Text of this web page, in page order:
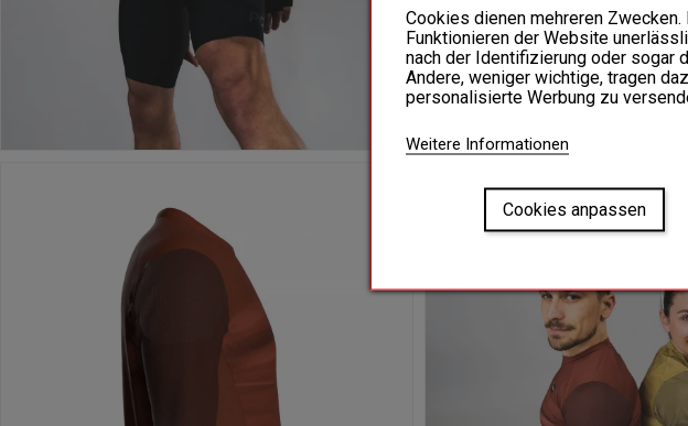
Cookies dienen mehreren
Funktionieren der Website
nach der Identifizierung oder sogar
Andere, weniger wichtige, tragen
personalisierte Werbung zu
Weitere Informationen
Cookies anpassen